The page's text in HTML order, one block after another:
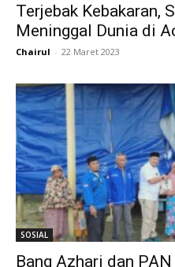
Terjebak Kebakaran,
Meninggal Dunia di
Chairul - 22 Maret 2023
SOSIAL
Bang Azhari dan